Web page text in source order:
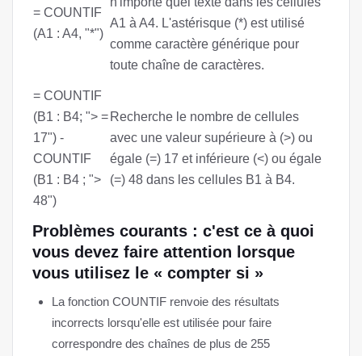
= COUNTIF
(A1 : A4, "*")
A1 à A4. L'astérisque (*) est utilisé
comme caractère générique pour
toute chaîne de caractères.
= COUNTIF
(B1 : B4; "> =
17") -
COUNTIF
(B1 : B4 ; ">
48")
Recherche le nombre de cellules
avec une valeur supérieure à (>) ou
égale (=) 17 et inférieure (<) ou égale
(=) 48 dans les cellules B1 à B4.
Problèmes courants : c'est ce à quoi
vous devez faire attention lorsque
vous utilisez le « compter si »
La fonction COUNTIF renvoie des résultats
incorrects lorsqu'elle est utilisée pour faire
correspondre des chaînes de plus de 255